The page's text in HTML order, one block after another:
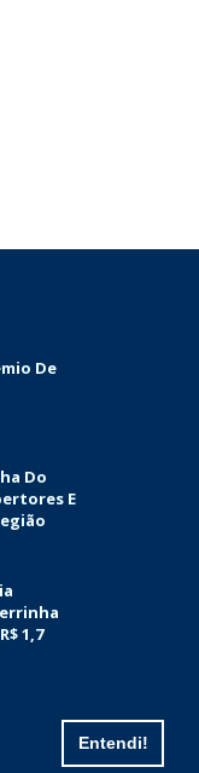
Entendi!
De
Do
E
1,7
e Condições